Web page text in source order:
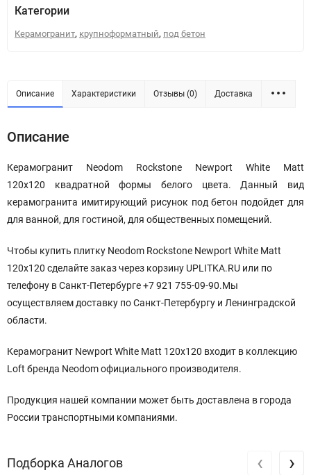
Категории
Керамогранит, крупноформатный, под бетон
Описание Характеристики Отзывы (0) Доставка
Описание
Керамогранит Neodom Rockstone Newport White Matt
120x120 квадратной формы белого цвета. Данный вид
керамогранита имитирующий рисунок под бетон подойдет для
для ванной, для гостиной, для общественных помещений.
Чтобы купить плитку Neodom Rockstone Newport White Matt
120x120 сделайте заказ через корзину UPLITKA.RU или по
телефону в Санкт-Петербурге +7 921 755-09-90.Мы
осуществляем доставку по Санкт-Петербургу и Ленинградской
области.
Керамогранит Newport White Matt 120x120 входит в коллекцию
Loft бренда Neodom официального производителя.
Продукция нашей компании может быть доставлена в города
России транспортными компаниями.
Подборка Аналогов ‹ ›